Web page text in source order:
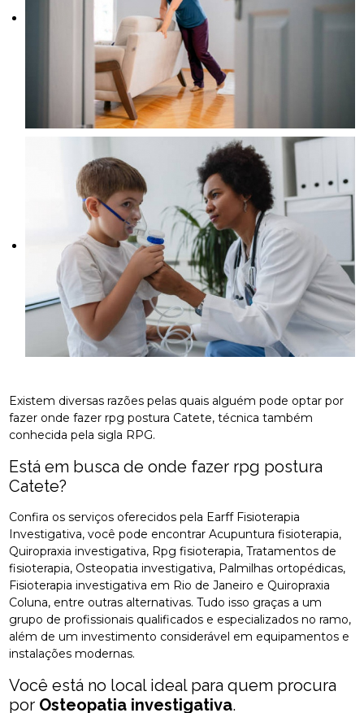
Existem diversas razões pelas quais alguém pode optar por
fazer onde fazer rpg postura Catete, técnica também
conhecida pela sigla RPG.
Está em busca de onde fazer rpg postura
Catete?
Confira os serviços oferecidos pela Earff Fisioterapia
Investigativa, você pode encontrar Acupuntura fisioterapia,
Quiropraxia investigativa, Rpg fisioterapia, Tratamentos de
fisioterapia, Osteopatia investigativa, Palmilhas ortopédicas,
Fisioterapia investigativa em Rio de Janeiro e Quiropraxia
Coluna, entre outras alternativas. Tudo isso graças a um
grupo de profissionais qualificados e especializados no ramo,
além de um investimento considerável em equipamentos e
instalações modernas.
Você está no local ideal para quem procura
por Osteopatia investigativa.